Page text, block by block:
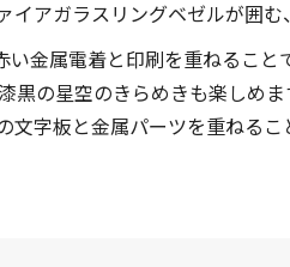
アガラスリングベゼルが囲む
い金属電着と印刷を重ねるこ
の星空のきらめきも楽しめ
文字板と金属パーツを重ねる